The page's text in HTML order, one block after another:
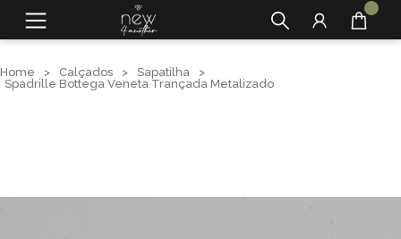
Home > Calçados > Sapatilha
>
Spadrille Bottega Veneta Trançada Metalizado